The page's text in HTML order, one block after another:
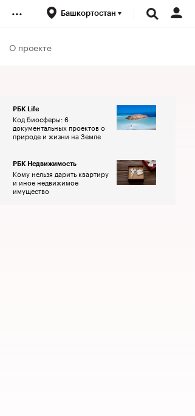
... Башкортостан
О проекте
РБК Life
Код биосферы: 6
документальных проектов о
природе и жизни на Земле
РБК Недвижимость
Кому нельзя дарить квартиру
и иное недвижимое
имущество